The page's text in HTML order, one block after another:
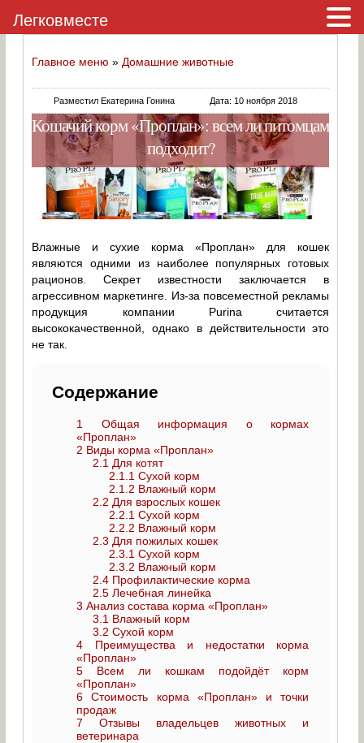
Главное меню » Домашние животные
Разместил Екатерина Гонина Дата: 10 ноября 2018
Кошачий корм «Проплан»: всем ли питомцам
подходит?
Влажные и сухие корма «Проплан» для кошек
являются одними из наиболее популярных готовых
рационов. Секрет известности заключается в
агрессивном маркетинге. Из-за повсеместной рекламы
продукция компании Purina считается
высококачественной, однако в действительности это
не так.
Содержание
1
Общая информация о кормах
«Проплан»
2 Виды корма «Проплан»
2.1 Для котят
2.1.1 Сухой корм
2.1.2 Влажный корм
2.2 Для взрослых кошек
2.2.1 Сухой корм
2.2.2 Влажный корм
2.3 Для пожилых кошек
2.3.1 Сухой корм
2.3.2 Влажный корм
2.4 Профилактические корма
2.5 Лечебная линейка
3 Анализ состава корма «Проплан»
3.1 Влажный корм
3.2 Сухой корм
4 Преимущества и недостатки корма
«Проплан»
5 Всем ли кошкам подойдёт корм
«Проплан»
6 Стоимость корма «Проплан» и точки
продаж
7 Отзывы владельцев животных и
ветеринара
Легковместе